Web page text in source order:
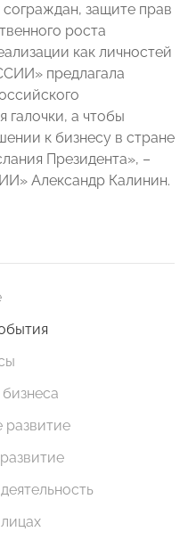
защите прав
роста
как личностей
предлагала
галочки, а чтобы
к бизнесу в стране
Президента», –
Александр Калинин.
развитие